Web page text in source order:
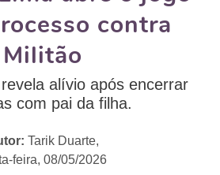
contra
Militão
alívio após encerrar
com pai da filha.
Tarik Duarte,
feira, 08/05/2026